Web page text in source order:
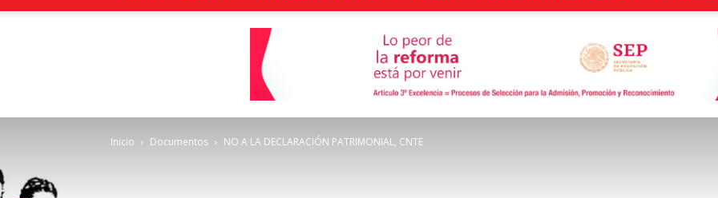
Inicio Documentos NO A LA DECLARACIÓN PATRIMONIAL, CNTE